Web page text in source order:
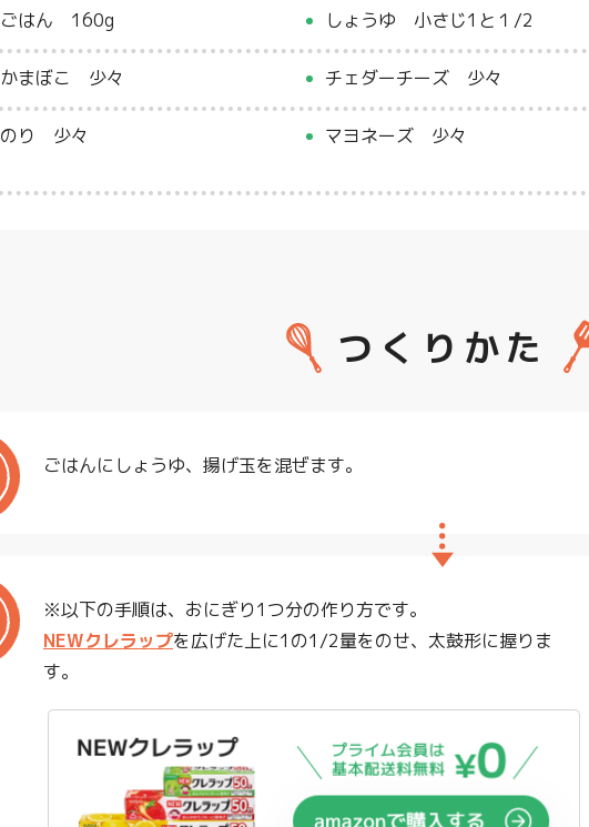
ごはん 160g しょうゆ 小さじ1と１/2
かまぼこ 少々 チェダーチーズ 少々
のり 少々 マヨネーズ 少々
つくりかた
ごはんにしょうゆ、揚げ玉を混ぜます。
※以下の手順は、おにぎり1つ分の作り方です。
NEWクレラップを広げた上に1の1/2量をのせ、太鼓形に握りま
す。